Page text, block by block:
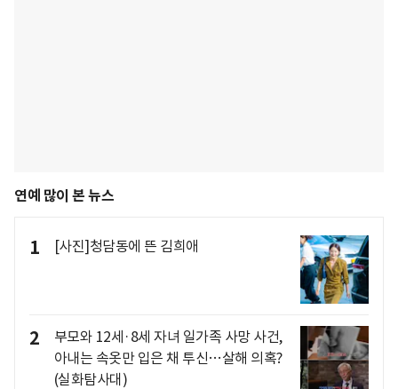
연예 많이 본 뉴스
1 [사진]청담동에 뜬 김희애
2
부모와 12세·8세 자녀 일가족 사망 사건,
아내는 속옷만 입은 채 투신…살해 의혹?
(실화탐사대)